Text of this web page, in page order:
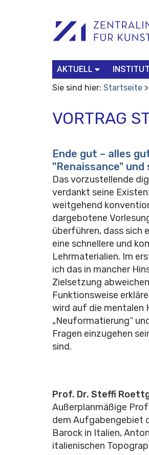
Werkzeuge
Search…
AKTUELL INSTITUT
Sie sind hier: Startseite
VORTRAG
Ende gut – alles
"Renaissance"
Das vorzustellende
verdankt seine
weitgehend
dargebotene
überführen, dass sich
eine schnellere und
Lehrmaterialien. Im
ich das in mancher
Zielsetzung
Funktionsweise
wird auf die mentalen
„Neuformatierung“
Fragen einzugehen
sind.
Prof. Dr. Steffi
Außerplanmäßige
dem Aufgabengebiet
Barock in Italien,
italienischen